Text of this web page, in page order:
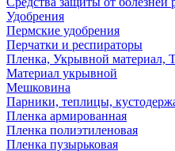
Удобрения
Пермские удобрения
Перчатки и респираторы
Пленка, Укрывной материал,
Материал укрывной
Мешковина
Парники, теплицы,
Пленка армированная
Пленка полиэтиленовая
Пленка пузырьковая